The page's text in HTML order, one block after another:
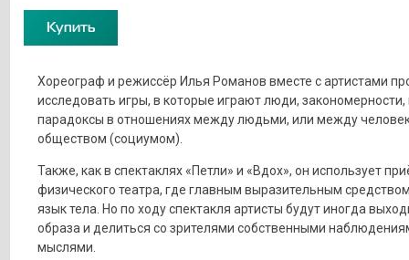
Купить
Хореограф и режиссёр Илья Романов вместе с артистами
исследовать игры, в которые играют люди,
парадоксы в отношениях между людьми, или между
обществом (социумом).
Также, как в спектаклях «Петли» и «Вдох», он использует
физического театра, где главным выразительным
язык тела. Но по ходу спектакля артисты будут иногда
образа и делиться со зрителями собственными
мыслями.